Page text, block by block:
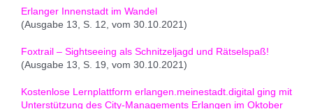
Erlanger Innenstadt im Wandel
(Ausgabe 13, S. 12, vom 30.10.2021)
Foxtrail – Sightseeing als Schnitzeljagd und Rätselspaß!
(Ausgabe 13, S. 19, vom 30.10.2021)
Kostenlose Lernplattform erlangen.meinestadt.digital ging mit
Unterstützung des City-Managements Erlangen im Oktober